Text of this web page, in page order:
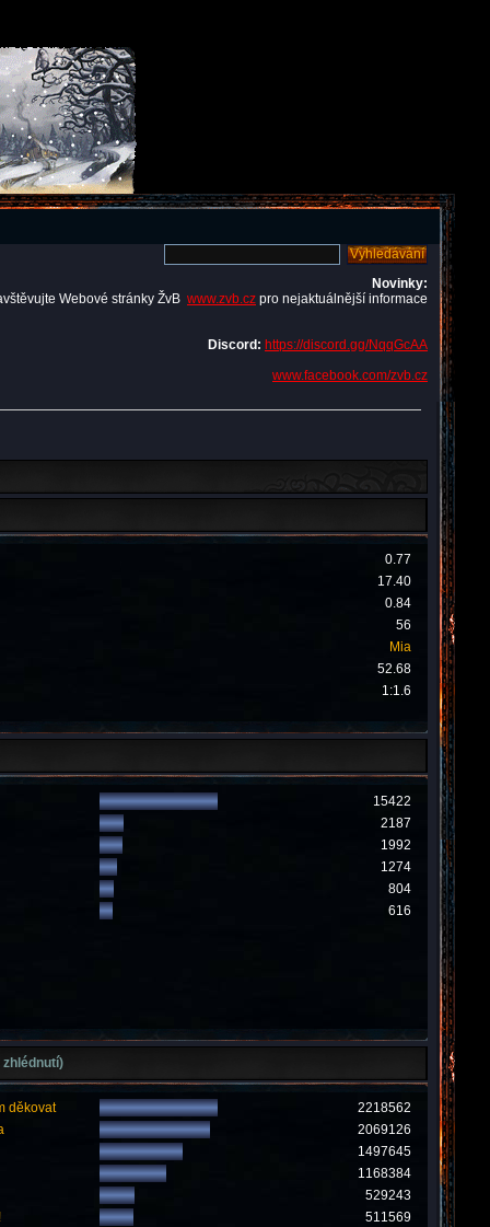
Novinky:
Webové stránky ŽvB www.zvb.cz pro nejaktuálnější informace
Discord: https://discord.gg/NqqGcAA
www.facebook.com/zvb.cz
0.77
17.40
0.84
56
Mia
52.68
1:1.6
15422
2187
1992
1274
804
616
děkovat
2218562
2069126
1497645
1168384
529243
511569